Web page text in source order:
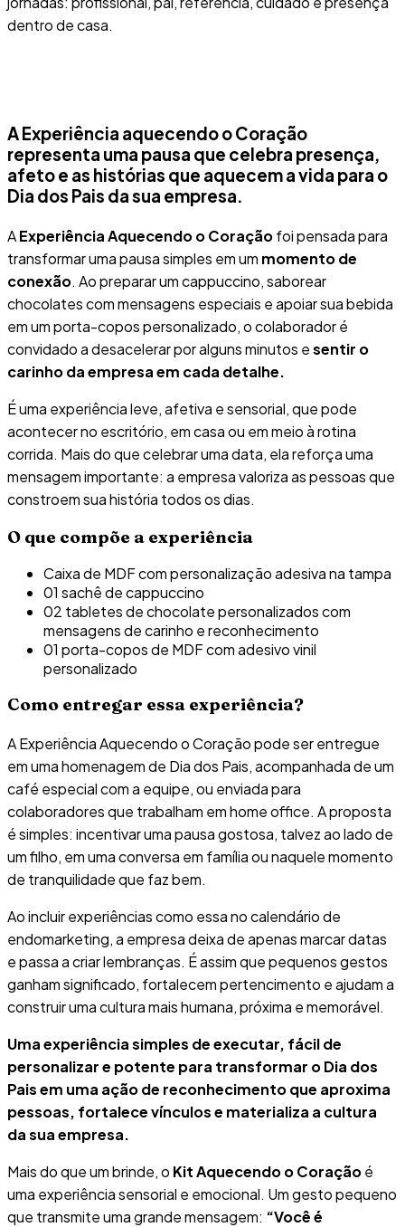
dentro de casa.
A Experiência aquecendo o Coração
representa uma pausa que celebra presença,
afeto e as histórias que aquecem a vida para o
Dia dos Pais da sua empresa.
AExperiência Aquecendo o Coraçãofoi pensada para
transformar uma pausa simples em um momento de
conexão. Ao preparar um cappuccino, saborear
chocolates com mensagens especiais e apoiar sua bebida
em um porta-copos personalizado, o colaborador é
convidado a desacelerar por alguns minutos esentir o
carinho da empresa em cada detalhe.
É uma experiência leve, afetiva e sensorial, que pode
acontecer no escritório, em casa ou em meio à rotina
corrida. Mais do que celebrar uma data, ela reforça uma
mensagem importante: a empresa valoriza as pessoas que
constroem sua história todos os dias.
O que compõe a experiência
Caixa de MDF com personalização adesiva na tampa
01 sachê de cappuccino
02 tabletes de chocolate personalizados com
mensagens de carinho e reconhecimento
01 porta-copos de MDF com adesivo vinil
personalizado
Como entregar essa experiência?
A Experiência Aquecendo o Coração pode ser entregue
em uma homenagem de Dia dos Pais, acompanhada de um
café especial com a equipe, ou enviada para
colaboradores que trabalham em home office. A proposta
é simples: incentivar uma pausa gostosa, talvez ao lado de
um filho, em uma conversa em família ou naquele momento
de tranquilidade que faz bem.
Ao incluir experiências como essa no calendário de
endomarketing, a empresa deixa de apenas marcar datas
e passa a criar lembranças. É assim que pequenos gestos
ganham significado, fortalecem pertencimento e ajudam a
construir uma cultura mais humana, próxima e memorável.
Uma experiência simples de executar, fácil de
personalizar e potente para transformar o Dia dos
Pais em uma ação de reconhecimento que aproxima
pessoas, fortalece vínculos e materializa a cultura
da sua empresa.
Mais do que um brinde, o Kit Aquecendo o Coraçãoé
uma experiência sensorial e emocional. Um gesto pequeno
que transmite uma grande mensagem: “Você é